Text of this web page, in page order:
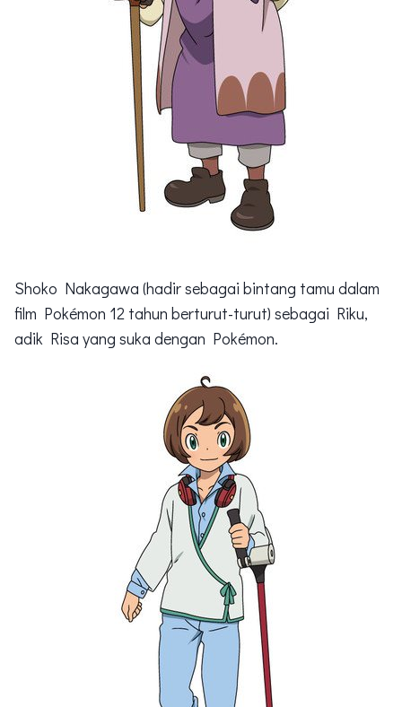
Shoko Nakagawa (hadir sebagai bintang tamu dalam
film Pokémon 12 tahun berturut-turut) sebagai Riku,
adik Risa yang suka dengan Pokémon.